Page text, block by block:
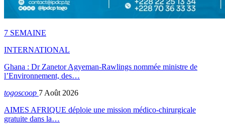
7 SEMAINE
INTERNATIONAL
Ghana : Dr Zanetor Agyeman-Rawlings nommée ministre de
l’Environnement, des…
togoscoop 7 Août 2026
AIMES AFRIQUE déploie une mission médico-chirurgicale
gratuite dans la…